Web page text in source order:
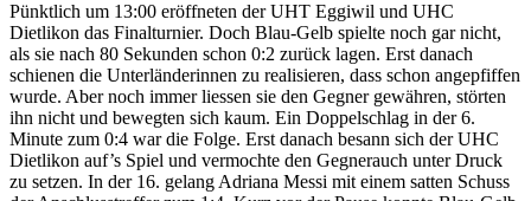
Pünktlich um 13:00 eröffneten der UHT Eggiwil und UHC
Dietlikon das Finalturnier. Doch Blau-Gelb spielte noch gar nicht,
als sie nach 80 Sekunden schon 0:2 zurück lagen. Erst danach
schienen die Unterländerinnen zu realisieren, dass schon angepfiffen
wurde. Aber noch immer liessen sie den Gegner gewähren, störten
ihn nicht und bewegten sich kaum. Ein Doppelschlag in der 6.
Minute zum 0:4 war die Folge. Erst danach besann sich der UHC
Dietlikon auf’s Spiel und vermochte den Gegnerauch unter Druck
zu setzen. In der 16. gelang Adriana Messi mit einem satten Schuss